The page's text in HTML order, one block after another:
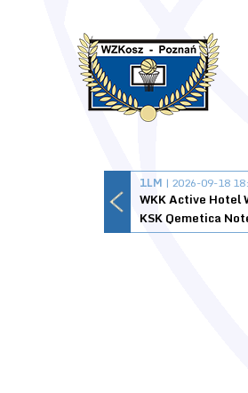
1LM | 2026-09-18
WKK Active Hotel